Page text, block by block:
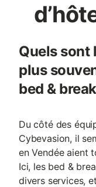
Quels sont
plus
bed &
Du côté des
Cybevasion, il
en Vendée aient
Ici, les bed &
divers services,